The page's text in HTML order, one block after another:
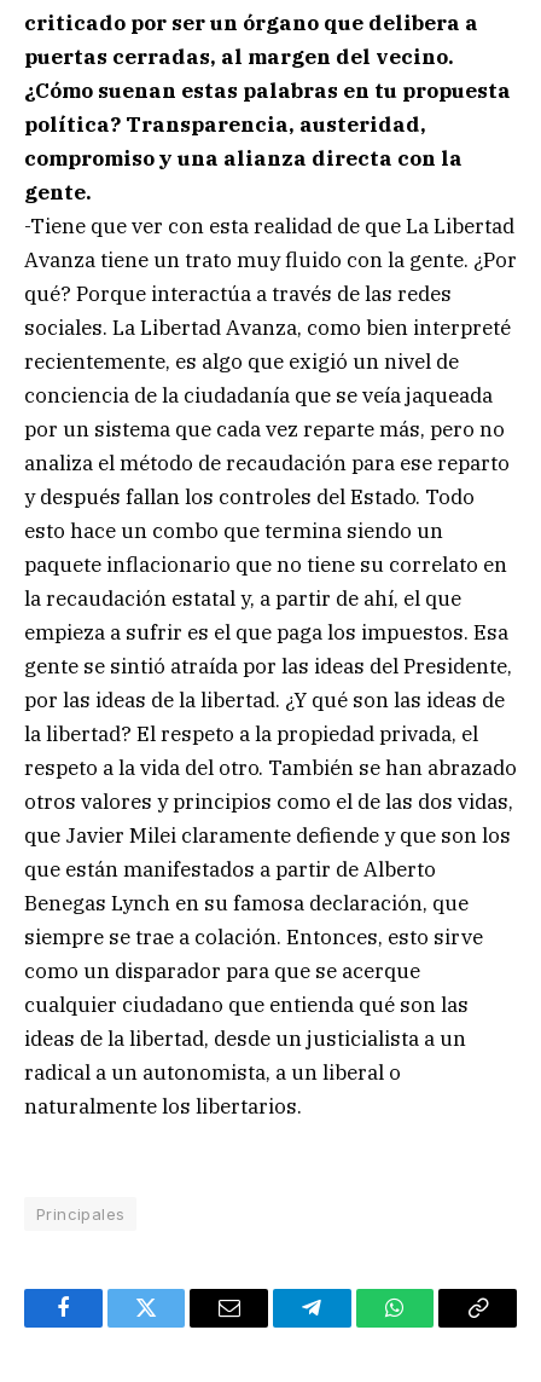
criticado por ser un órgano que delibera a
puertas cerradas, al margen del vecino.
¿Cómo suenan estas palabras en tu propuesta
política? Transparencia, austeridad,
compromiso y una alianza directa con la
gente.
-Tiene que ver con esta realidad de que La Libertad
Avanza tiene un trato muy fluido con la gente. ¿Por
qué? Porque interactúa a través de las redes
sociales. La Libertad Avanza, como bien interpreté
recientemente, es algo que exigió un nivel de
conciencia de la ciudadanía que se veía jaqueada
por un sistema que cada vez reparte más, pero no
analiza el método de recaudación para ese reparto
y después fallan los controles del Estado. Todo
esto hace un combo que termina siendo un
paquete inflacionario que no tiene su correlato en
la recaudación estatal y, a partir de ahí, el que
empieza a sufrir es el que paga los impuestos. Esa
gente se sintió atraída por las ideas del Presidente,
por las ideas de la libertad. ¿Y qué son las ideas de
la libertad? El respeto a la propiedad privada, el
respeto a la vida del otro. También se han abrazado
otros valores y principios como el de las dos vidas,
que Javier Milei claramente defiende y que son los
que están manifestados a partir de Alberto
Benegas Lynch en su famosa declaración, que
siempre se trae a colación. Entonces, esto sirve
como un disparador para que se acerque
cualquier ciudadano que entienda qué son las
ideas de la libertad, desde un justicialista a un
radical a un autonomista, a un liberal o
naturalmente los libertarios.
Principales
FacebookTwitter Email TelegramWhatsAppCopy